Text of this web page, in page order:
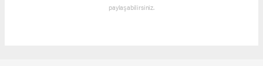
paylaşabilirsiniz.